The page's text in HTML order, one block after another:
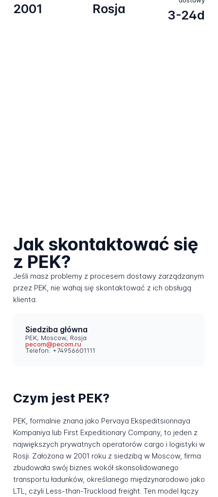
2001 Rosja 3-24d
Jak skontaktować się
z PEK?
Jeśli masz problemy z procesem dostawy zarządzanym
przez PEK, nie wahaj się skontaktować z ich obsługą
klienta.
Siedziba główna
PEK, Moscow, Rosja
pecom@pecom.ru
Telefon: +74956601111
Czym jest PEK?
PEK, formalnie znana jako Pervaya Ekspeditsionnaya
Kompaniya lub First Expeditionary Company, to jeden z
największych prywatnych operatorów cargo i logistyki w
Rosji. Założona w 2001 roku z siedzibą w Moscow, firma
zbudowała swój biznes wokół skonsolidowanego
transportu ładunków, określanego międzynarodowo jako
LTL, czyli Less-than-Truckload freight. Ten model łączy